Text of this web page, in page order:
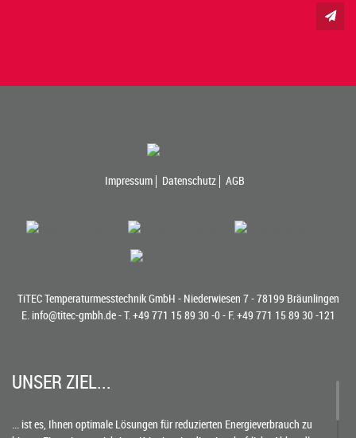
Impressum Datenschutz AGB
TiTEC Temperaturmesstechnik GmbH - Niederwiesen 7 - 78199 Bräunlingen
E. info@titec-gmbh.de- T.+49 771 15 89 30 -0- F. +49 771 15 89 30 -121
UNSER ZIEL...
... ist es, Ihnen optimale Lösungen für reduzierten Energieverbrauch zu